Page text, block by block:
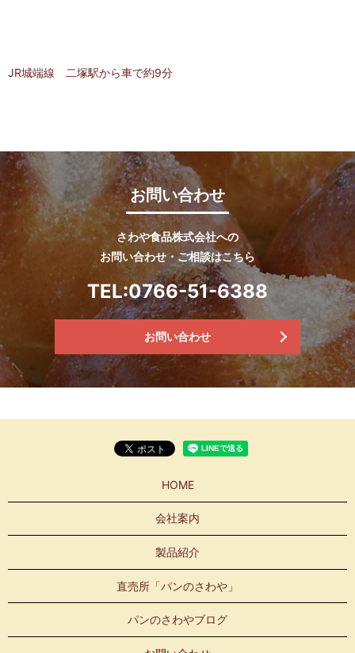
JR城端線 二塚駅から車で約9分
お問い合わせ
さわや食品株式会社への
お問い合わせ・ご相談はこちら
TEL:0766-51-6388
お問い合わせ
HOME
会社案内
製品紹介
直売所「パンのさわや」
パンのさわやブログ